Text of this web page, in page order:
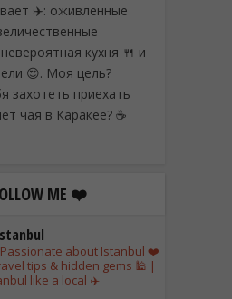
✈️: оживленные
кухня 🍴 и
😍. Моя цель?
захотеть приехать
чая в Каракее? ☕
ME ❤️
Passionate about Istanbul ❤️
tips & hidden gems 🕌 |
like a local ✈️